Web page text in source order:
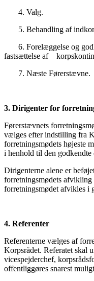
4. Valg.
5. Behandling af
6. Forelæggelse og
fastsættelse af
7. Næste Førerstævne.
3. Dirigenter for
Førerstævnets
vælges efter indstilling fra
forretningsmødets højeste
i henhold til den godkendte
Dirigenterne alene er
forretningsmødets afvikling
forretningsmødet afvikles i
4. Referenter
Referenterne vælges af
Korpsrådet. Referatet skal
vicespejderchef,
offentliggøres snarest